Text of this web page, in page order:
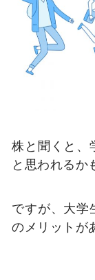
株と聞くと、
と思われるか
ですが、大学
のメリットが